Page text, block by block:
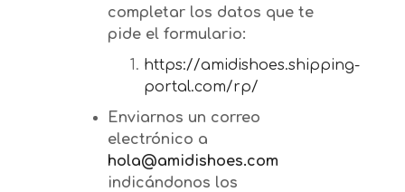
completar los datos que te
pide el formulario:
https://amidishoes.shipping-
portal.com/rp/
Enviarnos un correo
electrónico a
hola@amidishoes.com
indicándonos los